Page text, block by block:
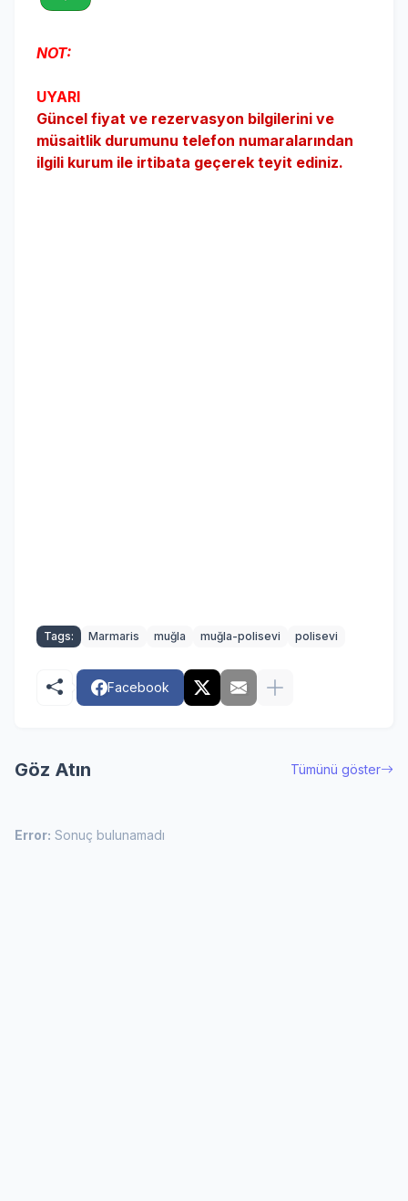
NOT:
UYARI
Güncel fiyat ve rezervasyon bilgilerini ve
müsaitlik durumunu telefon numaralarından
ilgili kurum ile irtibata geçerek teyit ediniz.
Tags: Marmaris muğla muğla-polisevi polisevi
Facebook
Göz Atın Tümünü göster
Error: Sonuç bulunamadı